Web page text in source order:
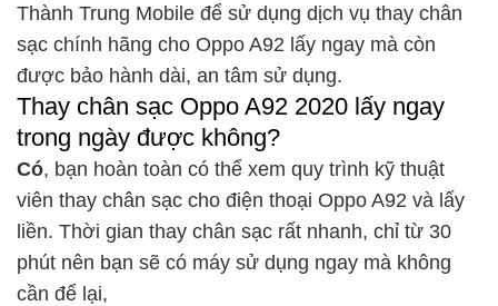
Thành Trung Mobile để sử dụng dịch vụ thay chân
sạc chính hãng cho Oppo A92 lấy ngay mà còn
được bảo hành dài, an tâm sử dụng.
Thay chân sạc Oppo A92 2020 lấy ngay
trong ngày được không?
Có, bạn hoàn toàn có thể xem quy trình kỹ thuật
viên thay chân sạc cho điện thoại Oppo A92 và lấy
liền. Thời gian thay chân sạc rất nhanh, chỉ từ 30
phút nên bạn sẽ có máy sử dụng ngay mà không
cần để lại,